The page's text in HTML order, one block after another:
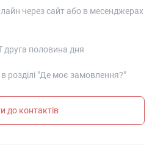
через сайт або в месенджерах
половина дня
розділі "Де моє замовлення?"
до контактів